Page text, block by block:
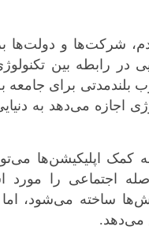
شرکت‌ها و دولت‌ها
در رابطه بین
برای جامعه
اجازه می‌دهد به
کمک اپلیکیشن‌ها
اجتماعی را مورد
ساخته می‌شود، اما
می‌دهد.